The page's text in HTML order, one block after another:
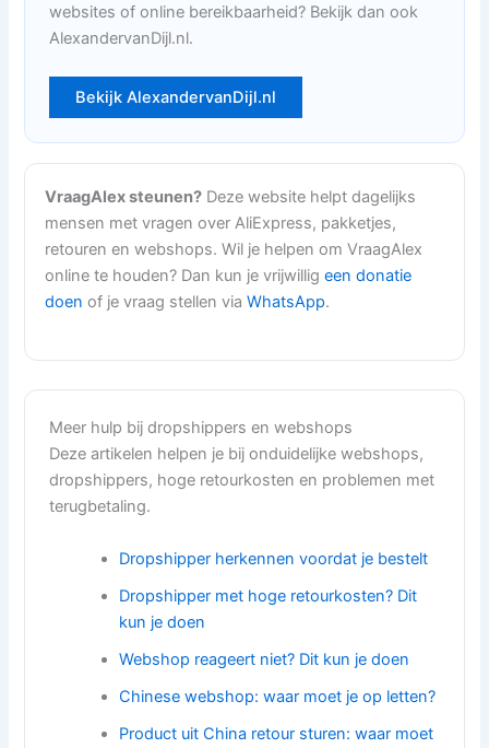
websites of online bereikbaarheid? Bekijk dan ook
AlexandervanDijl.nl.
Bekijk AlexandervanDijl.nl
VraagAlex steunen? Deze website helpt dagelijks
mensen met vragen over AliExpress, pakketjes,
retouren en webshops. Wil je helpen om VraagAlex
online te houden? Dan kun je vrijwilligeen donatie
doen of je vraag stellen viaWhatsApp.
Meer hulp bij dropshippers en webshops
Deze artikelen helpen je bij onduidelijke webshops,
dropshippers, hoge retourkosten en problemen met
terugbetaling.
Dropshipper herkennen voordat je bestelt
Dropshipper met hoge retourkosten? Dit
kun je doen
Webshop reageert niet? Dit kun je doen
Chinese webshop: waar moet je op letten?
Product uit China retour sturen: waar moet